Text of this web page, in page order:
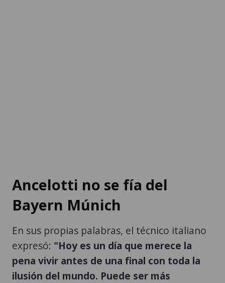
Ancelotti no se fía del
Bayern Múnich
En sus propias palabras, el técnico italiano
expresó: "Hoy es un día que merece la
pena vivir antes de una final con toda la
ilusión del mundo. Puede ser más